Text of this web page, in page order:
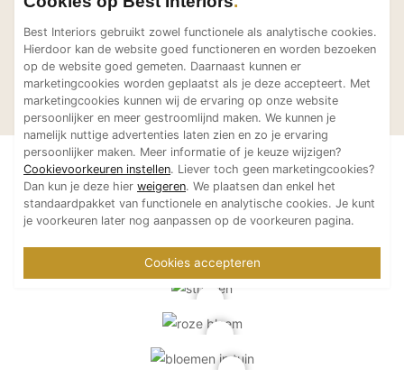
De Kunst van het
Scheppen
Smalle kavel in
Nijkerk
De Kunst van het
Scheppen
Best Interiors gebruikt zowel functionele als analytische cookies.
Hierdoor kan de website goed functioneren en worden bezoeken
op de website goed gemeten. Daarnaast kunnen er
marketingcookies worden geplaatst als je deze accepteert. Met
marketingcookies kunnen wij de ervaring op onze website
persoonlijker en meer gestroomlijnd maken. We kunnen je
namelijk nuttige advertenties laten zien en zo je ervaring
persoonlijker maken. Meer informatie of je keuze wijzigen?
Cookievoorkeuren instellen. Liever toch geen marketingcookies?
Dan kun je deze hier weigeren. We plaatsen dan enkel het
standaardpakket van functionele en analytische cookies. Je kunt
je voorkeuren later nog aanpassen op de voorkeuren pagina.
Cookies accepteren